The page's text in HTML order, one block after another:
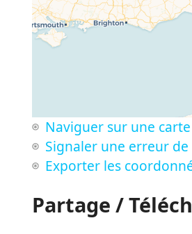
Naviguer sur une
Signaler une erreur
Exporter les
Partage /